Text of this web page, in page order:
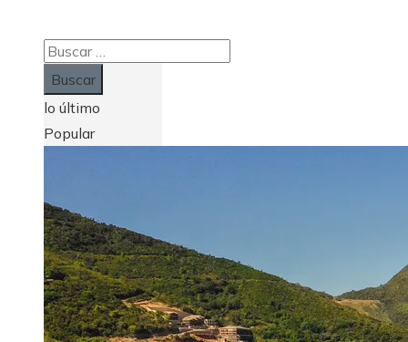
Buscar:
lo último
Popular